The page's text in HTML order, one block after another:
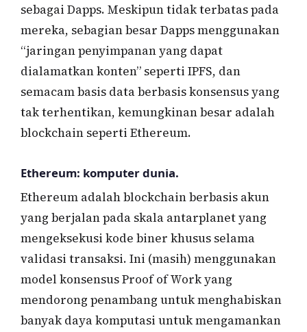
sebagai Dapps. Meskipun tidak terbatas pada
mereka, sebagian besar Dapps menggunakan
“jaringan penyimpanan yang dapat
dialamatkan konten” seperti IPFS, dan
semacam basis data berbasis konsensus yang
tak terhentikan, kemungkinan besar adalah
blockchain seperti Ethereum.
Ethereum: komputer dunia.
Ethereum adalah blockchain berbasis akun
yang berjalan pada skala antarplanet yang
mengeksekusi kode biner khusus selama
validasi transaksi. Ini (masih) menggunakan
model konsensus Proof of Work yang
mendorong penambang untuk menghabiskan
banyak daya komputasi untuk mengamankan